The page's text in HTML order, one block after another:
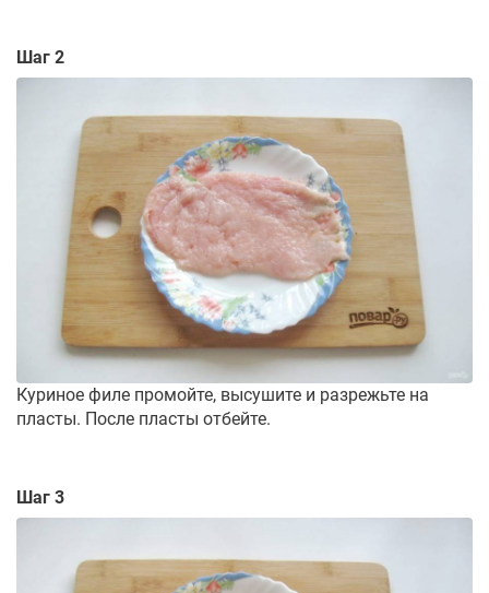
Шаг 2
Куриное филе промойте, высушите и разрежьте на
пласты. После пласты отбейте.
Шаг 3